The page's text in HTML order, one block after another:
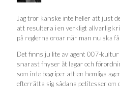
Jag tror kanske inte heller att just
att resultera i en verkligt allvarlig
på reglerna oroar när man nu ska få
Det finns ju lite av agent 007-
snarast fnyser åt lagar och
som inte begriper att en hemliga
efterrätta sig sådana petitesser om